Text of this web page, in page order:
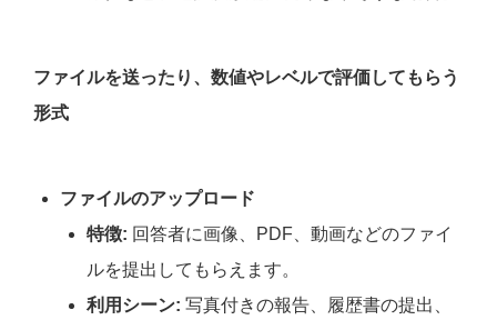
ファイルを送ったり、数値やレベルで評価してもらう
形式
ファイルのアップロード
特徴: 回答者に画像、PDF、動画などのファイ
ルを提出してもらえます。
利用シーン: 写真付きの報告、履歴書の提出、